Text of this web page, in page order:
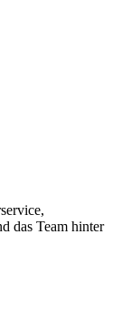
das Team hinter